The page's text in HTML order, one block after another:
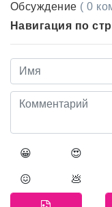
Обсуждение ( 0
Навигация по
😀 😍
😖 💩